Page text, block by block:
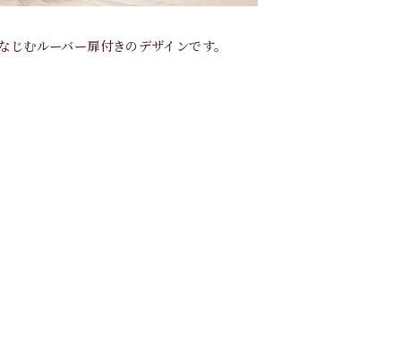
むルーバー扉付きのデザインです。